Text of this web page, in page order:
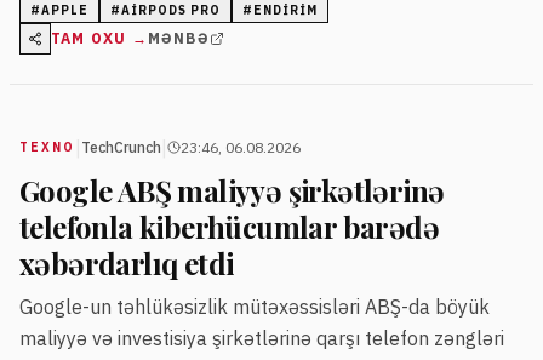
#APPLE #AIRPODS PRO # ENDIRIM
TAM OXU → MƏNBƏ
TEXNO TechCrunch 23:46, 06.08.2026
Google ABŞ maliyyə şirkətlərinə
telefonla kiberhücumlar barədə
xəbərdarlıq etdi
Google-un təhlükəsizlik mütəxəssisləri ABŞ-da böyük
maliyyə və investisiya şirkətlərinə qarşı telefon zəngləri